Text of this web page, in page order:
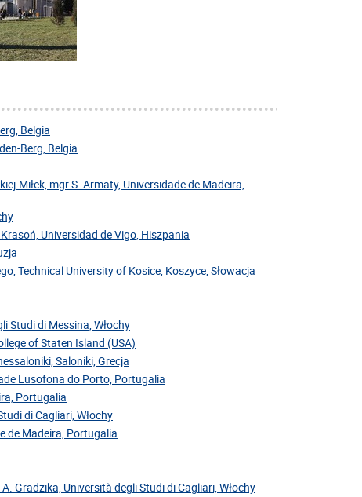
Belgia
Berg, Belgia
Miłek, mgr S. Armaty, Universidade de Madeira,
Universidad de Vigo, Hiszpania
Technical University of Kosice, Koszyce, Słowacja
Studi di Messina, Włochy
of Staten Island (USA)
Saloniki, Grecja
Lusofona do Porto, Portugalia
Portugalia
di Cagliari, Włochy
de Madeira, Portugalia
Gradzika, Università degli Studi di Cagliari, Włochy